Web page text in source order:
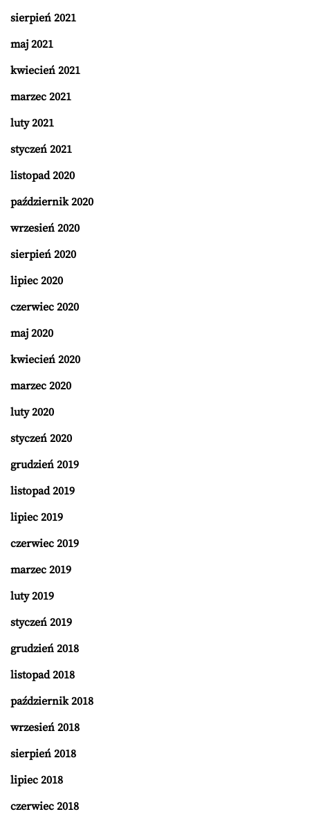
sierpień 2021
maj 2021
kwiecień 2021
marzec 2021
luty 2021
styczeń 2021
listopad 2020
październik 2020
wrzesień 2020
sierpień 2020
lipiec 2020
czerwiec 2020
maj 2020
kwiecień 2020
marzec 2020
luty 2020
styczeń 2020
grudzień 2019
listopad 2019
lipiec 2019
czerwiec 2019
marzec 2019
luty 2019
styczeń 2019
grudzień 2018
listopad 2018
październik 2018
wrzesień 2018
sierpień 2018
lipiec 2018
czerwiec 2018